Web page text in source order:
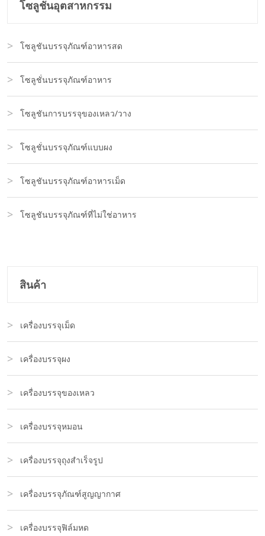
โซลูชั่นอุตสาหกรรม
โซลูชันบรรจุภัณฑ์อาหารสด
โซลูชั่นบรรจุภัณฑ์อาหาร
โซลูชันการบรรจุของเหลว/วาง
โซลูชั่นบรรจุภัณฑ์แบบผง
โซลูชันบรรจุภัณฑ์อาหารเม็ด
โซลูชันบรรจุภัณฑ์ที่ไม่ใช่อาหาร
สินค้า
เครื่องบรรจุเม็ด
เครื่องบรรจุผง
เครื่องบรรจุของเหลว
เครื่องบรรจุหมอน
เครื่องบรรจุถุงสำเร็จรูป
เครื่องบรรจุภัณฑ์สูญญากาศ
เครื่องบรรจุฟิล์มหด